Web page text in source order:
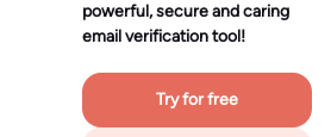
powerful, secure and caring
email verification tool!
Try for free